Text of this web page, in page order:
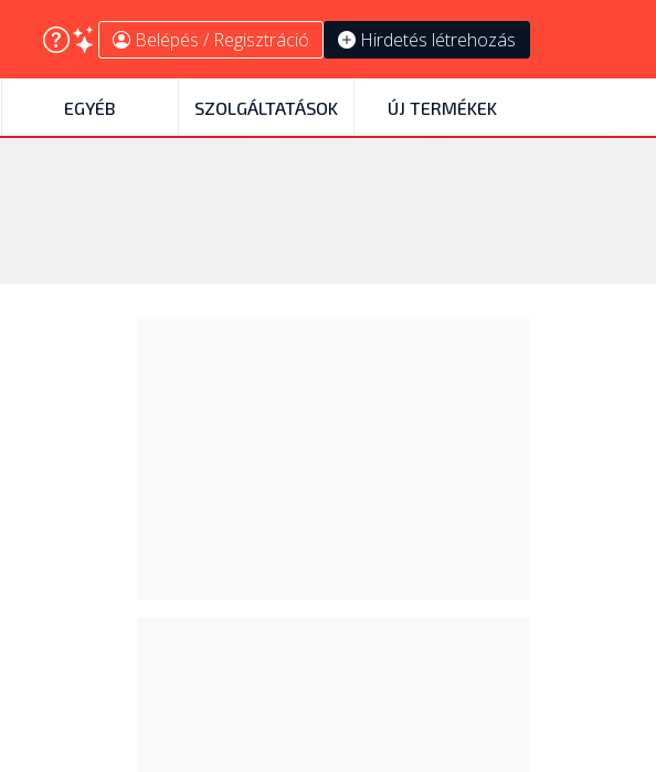
Belépés / Regisztráció Hirdetés létrehozás
EGYÉB SZOLGÁLTATÁSOK ÚJ TERMÉKEK